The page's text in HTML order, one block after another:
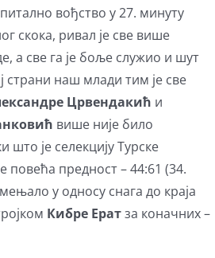
вођство у 27. минуту
скока, ривал је све више
а све га је боље служио и шут
страни наш млади тим је све
Црвендакић и
више није било
што је селекцију Турске
предност – 44:61 (34.
у односу снага до краја
Кибре Ератза коначних –